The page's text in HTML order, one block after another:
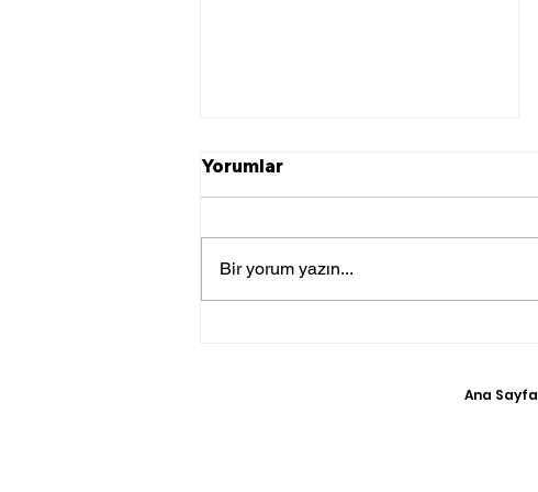
123 Milyon Avroluk Tesis
Yorumlar
Bir yorum yazın...
Ana Sayfa